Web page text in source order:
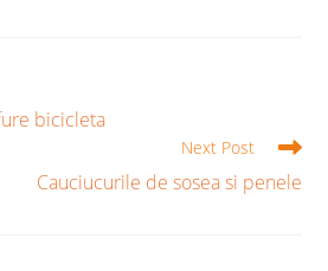
bicicleta
Next Post
Cauciucurile de sosea si penele